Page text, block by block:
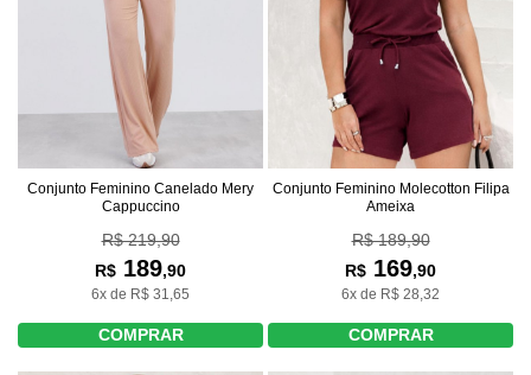
Conjunto Feminino Canelado Mery
Cappuccino
R$ 219,90
R$ 189,90
6x de R$ 31,65
COMPRAR
Conjunto Feminino Molecotton Filipa
Ameixa
R$ 189,90
R$ 169,90
6x de R$ 28,32
COMPRAR